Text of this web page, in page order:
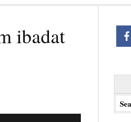
ibadat